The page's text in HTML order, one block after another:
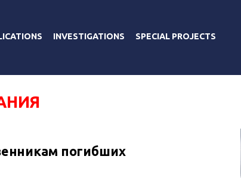
INVESTIGATIONS SPECIAL PROJECTS
погибших